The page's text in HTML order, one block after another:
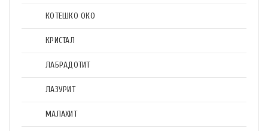
КОТЕШКО ОКО
КРИСТАЛ
ЛАБРАДОТИТ
ЛАЗУРИТ
МАЛАХИТ